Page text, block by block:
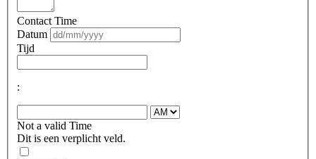
Contact Time
Datum
Tijd
:
Not a valid Time
Dit is een verplicht veld.